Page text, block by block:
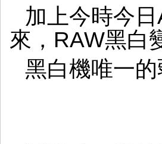
加上今時今
來，RAW黑白
黑白機唯一